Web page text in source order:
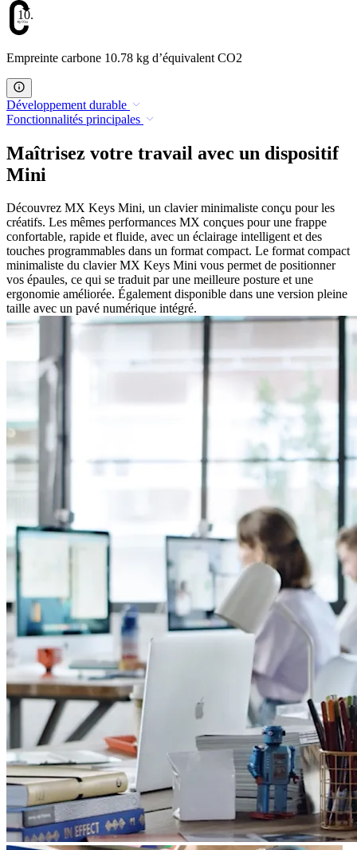
10.78
Empreinte carbone 10.78 kg d’équivalent CO2
Développement durable
Fonctionnalités principales
Maîtrisez votre travail avec un dispositif
Mini
Découvrez MX Keys Mini, un clavier minimaliste conçu pour les
créatifs. Les mêmes performances MX conçues pour une frappe
confortable, rapide et fluide, avec un éclairage intelligent et des
touches programmables dans un format compact. Le format compact
minimaliste du clavier MX Keys Mini vous permet de positionner
vos épaules, ce qui se traduit par une meilleure posture et une
ergonomie améliorée. Également disponible dans une version pleine
taille avec un pavé numérique intégré.